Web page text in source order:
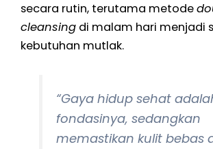
secara rutin, terutama metode
cleansing di malam hari menjadi
kebutuhan mutlak.
“Gaya hidup sehat
fondasinya, sedangkan
memastikan kulit bebas